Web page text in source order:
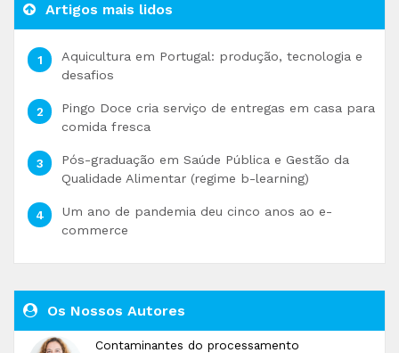
Artigos mais lidos
Aquicultura em Portugal: produção, tecnologia e
desafios
Pingo Doce cria serviço de entregas em casa para
comida fresca
Pós-graduação em Saúde Pública e Gestão da
Qualidade Alimentar (regime b-learning)
Um ano de pandemia deu cinco anos ao e-
commerce
Os Nossos Autores
Contaminantes do processamento